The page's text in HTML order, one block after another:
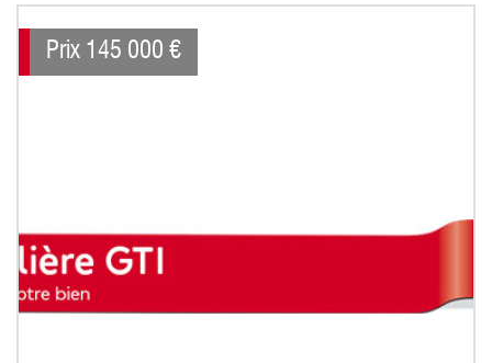
Prix 145 000 €